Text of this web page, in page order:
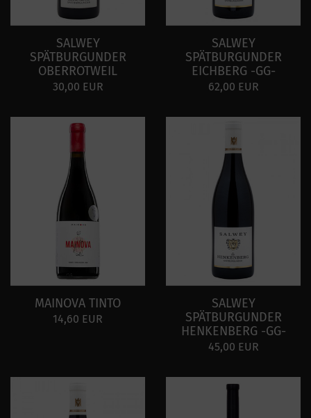
SALWEY
SPÄTBURGUNDER
OBERROTWEIL
30,00 EUR
SALWEY
SPÄTBURGUNDER
EICHBERG -GG-
62,00 EUR
MAINOVA TINTO
14,60 EUR
SALWEY
SPÄTBURGUNDER
HENKENBERG -GG-
45,00 EUR